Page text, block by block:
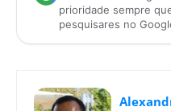
prioridade sempre
pesquisares no